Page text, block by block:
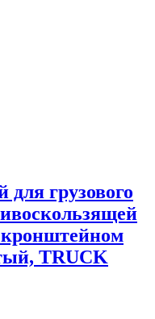
грузового
кронштейном
TRUCK